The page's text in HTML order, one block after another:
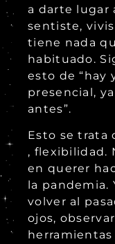
a darte lugar
sentiste,
tiene nada
habituado.
esto de “hay
presencial,
antes”.
Esto se trata
, flexibilidad.
en querer
la pandemia.
volver al
ojos,
herramientas